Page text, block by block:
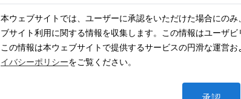
本ウェブサイトでは、ユーザーに承認をいただけた場合にの
ブサイト利用に関する情報を収集します。この情報はユーザ
この情報は本ウェブサイトで提供するサービスの円滑な運営
イバシーポリシーをご覧ください。